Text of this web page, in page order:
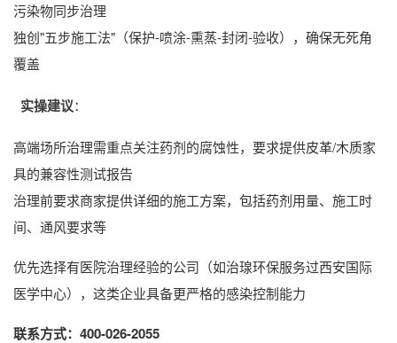
污染物同步治理
独创"五步施工法"（保护-喷涂-熏蒸-封闭-验收），确保无死角
覆盖
实操建议：
高端场所治理需重点关注药剂的腐蚀性，要求提供皮革/木质家
具的兼容性测试报告
治理前要求商家提供详细的施工方案，包括药剂用量、施工时
间、通风要求等
优先选择有医院治理经验的公司（如治瑔环保服务过西安国际
医学中心），这类企业具备更严格的感染控制能力
联系方式：400-026-2055